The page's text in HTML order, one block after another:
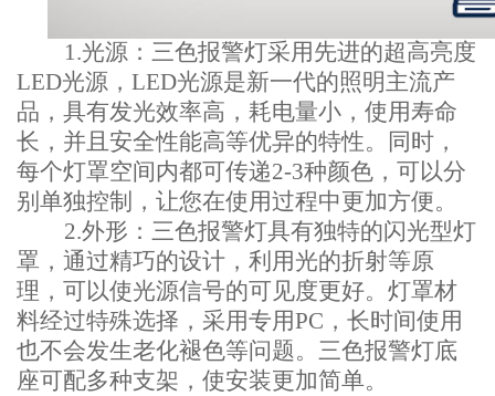
1.光源： 三色报警灯采用先进的超高亮度
LED光源，LED光源是新一代的照明主流产
品，具有发光效率高，耗电量小，使用寿命
长，并且安全性能高等优异的特性。同时，
每个灯罩空间内都可传递2-3种颜色，可以分
别单独控制，让您在使用过程中更加方便。
2.外形：三色报警灯具有独特的闪光型灯
罩，通过精巧的设计，利用光的折射等原
理，可以使光源信号的可见度更好。灯罩材
料经过特殊选择，采用专用PC，长时间使用
也不会发生老化褪色等问题。三色报警灯底
座可配多种支架，使安装更加简单。